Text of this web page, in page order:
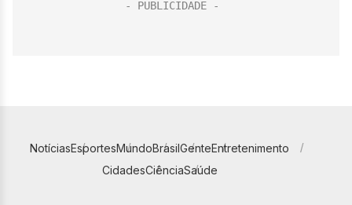
NotíciasEsportesMundoBrasilGenteEntretenimento
CidadesCiênciaSaúde